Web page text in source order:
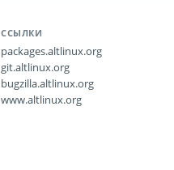
ССЫЛКИ
packages.altlinux.org
git.altlinux.org
bugzilla.altlinux.org
www.altlinux.org